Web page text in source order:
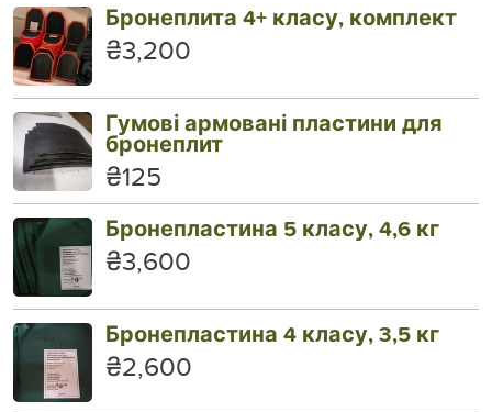
Бронеплита 4+ класу, комплект
₴3,200
Гумові армовані пластини для
бронеплит
₴125
Бронепластина 5 класу, 4,6 кг
₴3,600
Бронепластина 4 класу, 3,5 кг
₴2,600